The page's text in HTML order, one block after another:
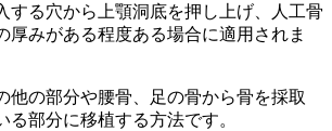
する穴から上顎洞底を押し上げ、人工骨
厚みがある程度ある場合に適用されま
他の部分や腰骨、足の骨から骨を採取
る部分に移植する方法です。